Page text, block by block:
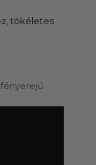
tökéletes